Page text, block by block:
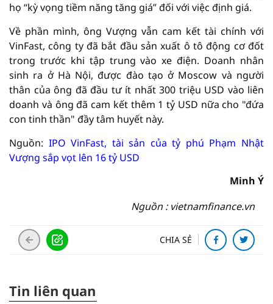
họ “kỳ vọng tiềm năng tăng giá” đối với việc định giá.
Về phần mình, ông Vượng vẫn cam kết tài chính với
VinFast, công ty đã bắt đầu sản xuất ô tô động cơ đốt
trong trước khi tập trung vào xe điện. Doanh nhân
sinh ra ở Hà Nội, được đào tạo ở Moscow và người
thân của ông đã đầu tư ít nhất 300 triệu USD vào liên
doanh và ông đã cam kết thêm 1 tỷ USD nữa cho "đứa
con tinh thần" đầy tâm huyết này.
Nguồn: IPO VinFast, tài sản của tỷ phú Phạm Nhật
Vượng sắp vọt lên 16 tỷ USD
Minh Ý
Nguồn : vietnamfinance.vn
CHIA SẺ
Tin liên quan